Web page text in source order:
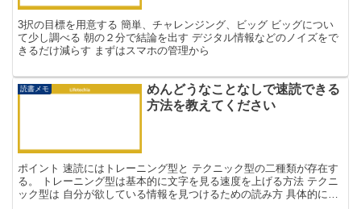
3択の目標を用意する 簡単、チャレンジング、ビッグ ビッグについ
て少し調べる 朝の２分で結論を出す デジタル情報などのノイズをで
きるだけ減らす まずはスマホの管理から
読書メモ
めんどうなことなしで速読できる
方法を教えてください
ポイント 速読にはトレーニング型と テクニック型の二種類が存在す
る。 トレーニング型は基本的に文字を見る速度を上げる方法 テクニ
ック型は 自分が欲している情報を見つけるための読み方 具体的には